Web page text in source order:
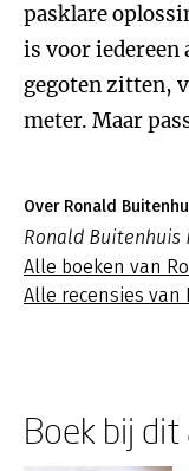
pasklare
is voor iedereen
gegoten zitten,
meter. Maar
Over Ronald
Ronald
Alle boeken van
Alle recensies
Boek bij